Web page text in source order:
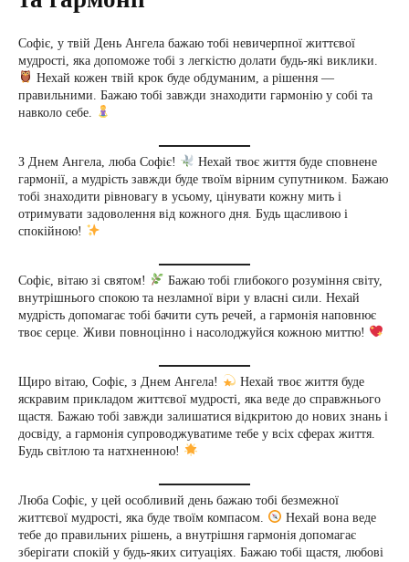
Софіє, у твій День Ангела бажаю тобі невичерпної життєвої
мудрості, яка допоможе тобі з легкістю долати будь-які виклики.
Нехай кожен твій крок буде обдуманим, а рішення —
правильними. Бажаю тобі завжди знаходити гармонію у собі та
навколо себе.
З Днем Ангела, люба Софіє!
Нехай твоє життя буде сповнене
гармонії, а мудрість завжди буде твоїм вірним супутником. Бажаю
тобі знаходити рівновагу в усьому, цінувати кожну мить і
отримувати задоволення від кожного дня. Будь щасливою і
спокійною!
Софіє, вітаю зі святом!
Бажаю тобі глибокого розуміння світу,
внутрішнього спокою та незламної віри у власні сили. Нехай
мудрість допомагає тобі бачити суть речей, а гармонія наповнює
твоє серце. Живи повноцінно і насолоджуйся кожною миттю!
Щиро вітаю, Софіє, з Днем Ангела!
Нехай твоє життя буде
яскравим прикладом життєвої мудрості, яка веде до справжнього
щастя. Бажаю тобі завжди залишатися відкритою до нових знань і
досвіду, а гармонія супроводжуватиме тебе у всіх сферах життя.
Будь світлою та натхненною!
Люба Софіє, у цей особливий день бажаю тобі безмежної
життєвої мудрості, яка буде твоїм компасом.
Нехай вона веде
тебе до правильних рішень, а внутрішня гармонія допомагає
зберігати спокій у будь-яких ситуаціях. Бажаю тобі щастя, любові